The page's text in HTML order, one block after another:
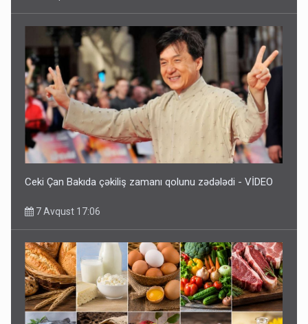
Ceki Çan Bakıda çəkiliş zamanı qolunu zədələdi - VİDEO
7 Avqust 17:06